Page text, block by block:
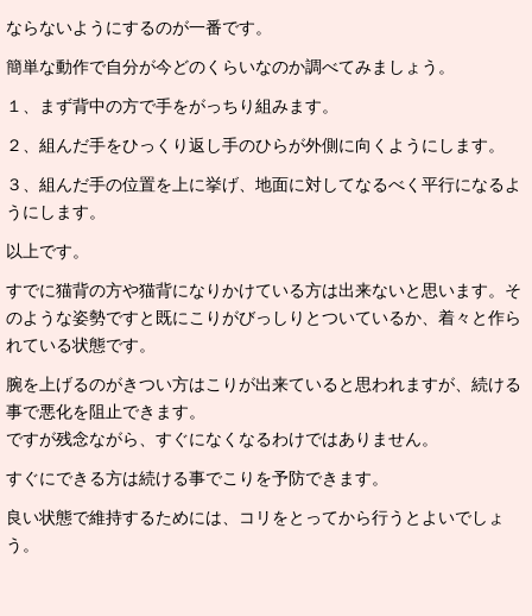
ならないようにするのが一番です。
簡単な動作で自分が今どのくらいなのか調べてみましょう。
１、まず背中の方で手をがっちり組みます。
２、組んだ手をひっくり返し手のひらが外側に向くようにします。
３、組んだ手の位置を上に挙げ、地面に対してなるべく平行になるよ
うにします。
以上です。
すでに猫背の方や猫背になりかけている方は出来ないと思います。そ
のような姿勢ですと既にこりがびっしりとついているか、着々と作ら
れている状態です。
腕を上げるのがきつい方はこりが出来ていると思われますが、続ける
事で悪化を阻止できます。
ですが残念ながら、すぐになくなるわけではありません。
すぐにできる方は続ける事でこりを予防できます。
良い状態で維持するためには、コリをとってから行うとよいでしょ
う。